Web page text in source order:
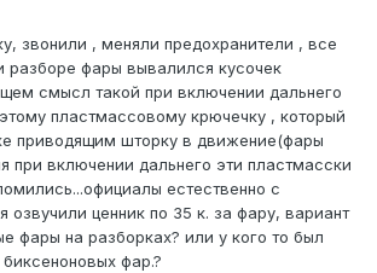
звонили , меняли предохранители , все
разборе фары вывалился кусочек
смысл такой при включении дальнего
пластмассовому крючечку , который
приводящим шторку в движение(фары
при включении дальнего эти пластмасски
естественно с
озвучили ценник по 35 к. за фару, вариант
фары на разборках? или у кого то был
фар.?